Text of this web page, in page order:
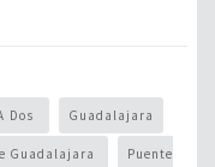
Dos Guadalajara
Guadalajara Puente